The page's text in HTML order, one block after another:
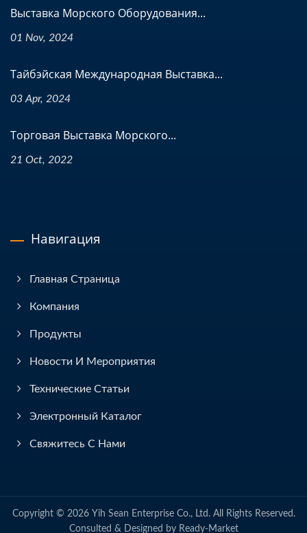
Выставка Морского Оборудования...
01 Nov, 2024
Тайбэйская Международная Выставка...
03 Apr, 2024
Торговая Выставка Морского...
21 Oct, 2022
Навигация
Главная Страница
Компания
Продукты
Новости И Мероприятия
Технические Статьи
Электронный Каталог
Свяжитесь С Нами
Copyright © 2026 Yih Sean Enterprise Co., Ltd.All Rights Reserved.
Consulted & Designed by Ready-Market